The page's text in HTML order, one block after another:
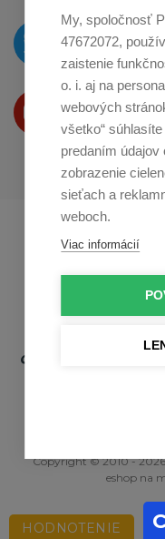
My, spoločnosť
47672072,
zaistenie
o. i. aj na
webových
všetko“
predaním údajov
zobrazenie
sieťach a
weboch.
Viac informácií
O novinkách
naTwitteri
Produkty Vám
na Youtube
Copyright © 2010 -
eshop na
HODNOTENIE